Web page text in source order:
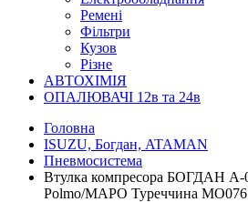
Ремені
Фільтри
Кузов
Різне
АВТОХІМІЯ
ОПАЛЮВАЧІ 12в та 24в
Головна
ISUZU, Богдан, ATAMAN
Пневмосистема
Втулка компресора БОГДАН
Polmo/МАРО Туреччина